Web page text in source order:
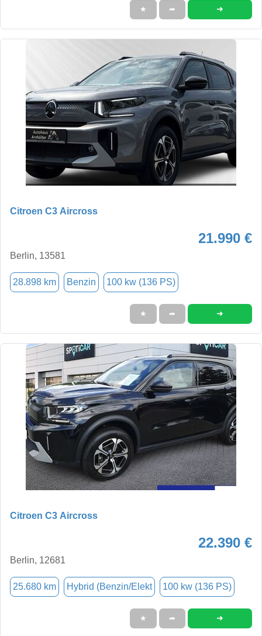
★ ➦ ➜
Citroen C3 Aircross
21.990 €
Berlin, 13581
28.898 km Benzin 100 kw (136 PS)
★ ➦ ➜
Citroen C3 Aircross
22.390 €
Berlin, 12681
25.680 km Hybrid (Benzin/Elekt 100 kw (136 PS)
★ ➦ ➜